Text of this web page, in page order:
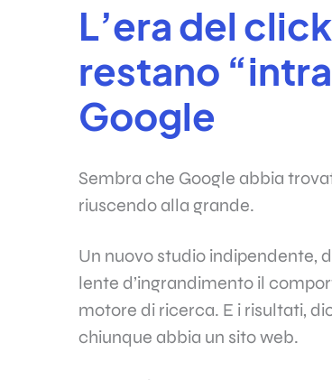
L’era del
restano
Google
Sembra che Google abbia
riuscendo alla grande.
Un nuovo studio indipendente,
lente d’ingrandimento il
motore di ricerca. E i risultati,
chiunque abbia un sito web.